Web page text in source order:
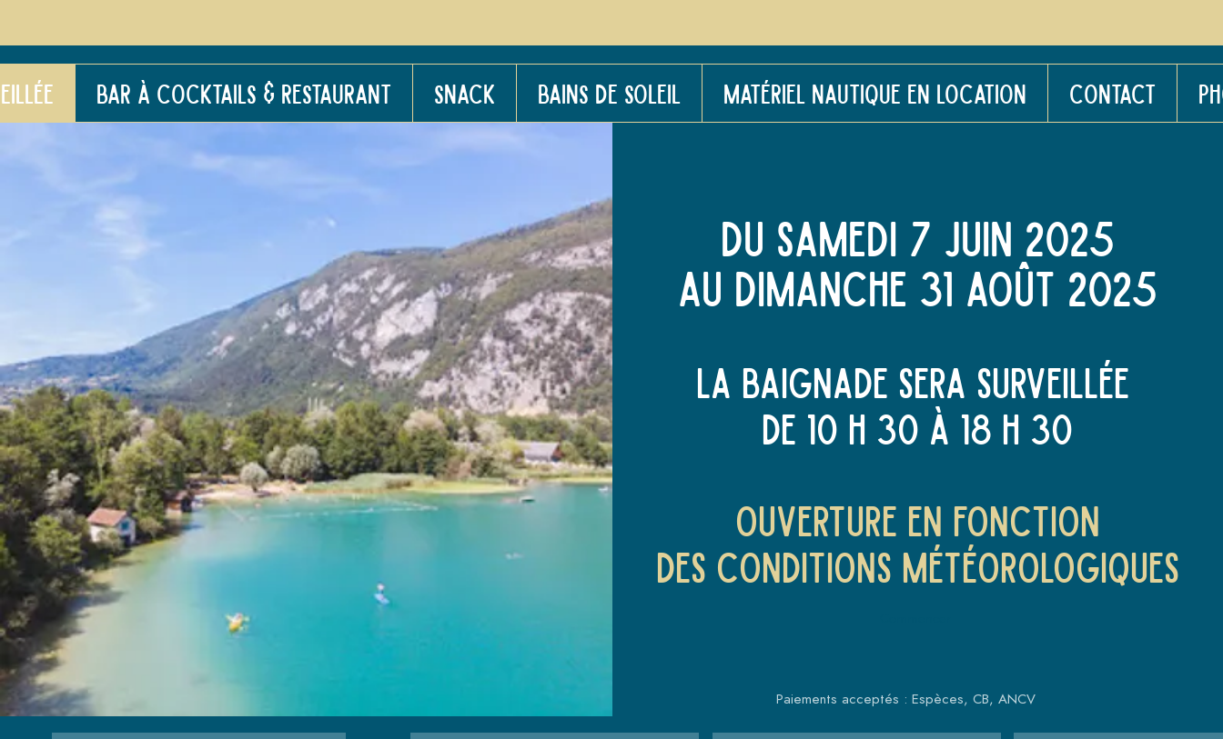
BAR À COCKTAILS & RESTAURANT SNACK BAINS DE SOLEIL MATÉRIEL NAUTIQUE EN LOCATION CONTACT
Du samedi 7 juin 2025
au dimanche 31 août 2025
la baignade SERA surveillée
de 10 H 30 à 18 H 30
Ouverture en fonction
des conditions météorologiques
Paiements acceptés : Espèces, CB, ANCV